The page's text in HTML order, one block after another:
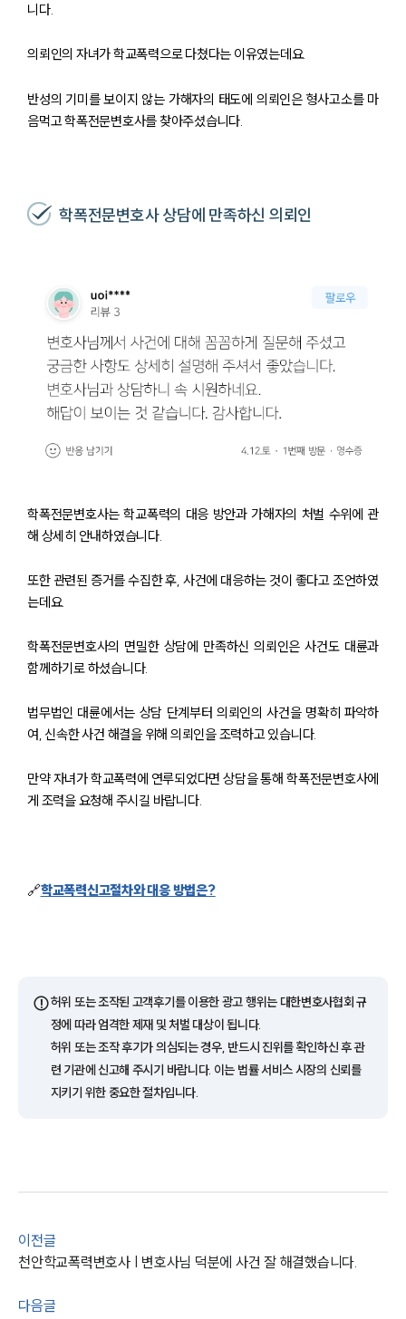
팀소개
고객의 소리
통합검색
AI대륜
업무사례
업무분야
니다.
의뢰인의 자녀가 학교폭력으로 다쳤다는 이유였는데요.
반성의 기미를 보이지 않는 가해자의 태도에 의뢰인은 형사고소를 마
음먹고 학폭전문변호사를 찾아주셨습니다.
학폭전문변호사 상담에 만족하신 의뢰인
학폭전문변호사는 학교폭력의 대응 방안과 가해자의 처벌 수위에 관
해 상세히 안내하였습니다.
또한 관련된 증거를 수집한 후, 사건에 대응하는 것이 좋다고 조언하였
는데요.
학폭전문변호사의 면밀한 상담에 만족하신 의뢰인은 사건도 대륜과
함께하기로 하셨습니다.
법무법인 대륜에서는 상담 단계부터 의뢰인의 사건을 명확히 파악하
여, 신속한 사건 해결을 위해 의뢰인을 조력하고 있습니다.
만약 자녀가 학교폭력에 연루되었다면 상담을 통해 학폭전문변호사에
게 조력을 요청해 주시길 바랍니다.
🔗학교폭력신고절차와 대응 방법은?
⚠️허위 또는 조작된 고객후기를 이용한 광고 행위는 대한변호사협회 규
정에 따라 엄격한 제재 및 처벌 대상이 됩니다.
허위 또는 조작 후기가 의심되는 경우, 반드시 진위를 확인하신 후 관
련 기관에 신고해 주시기 바랍니다. 이는 법률 서비스 시장의 신뢰를
지키기 위한 중요한 절차입니다.
이전글
천안학교폭력변호사 | 변호사님 덕분에 사건 잘 해결했습니다.
다음글